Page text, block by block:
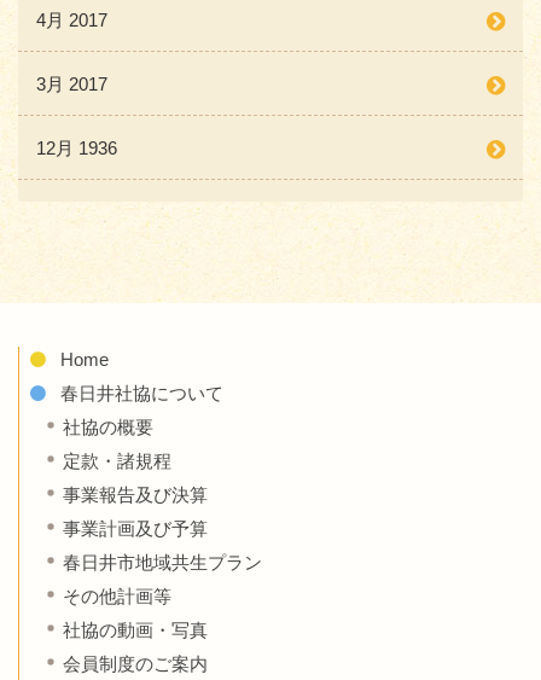
4月 2017
3月 2017
12月 1936
Home
春日井社協について
社協の概要
定款・諸規程
事業報告及び決算
事業計画及び予算
春日井市地域共生プラン
その他計画等
社協の動画・写真
会員制度のご案内